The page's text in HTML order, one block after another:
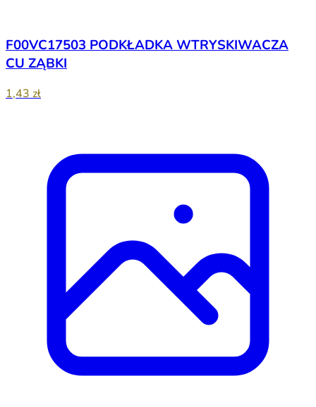
F00VC17503 PODKŁADKA WTRYSKIWACZA
CU ZĄBKI
1,43 zł